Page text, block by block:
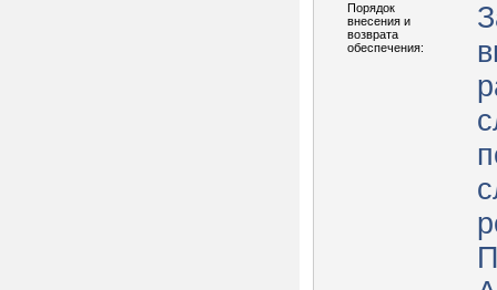
Порядок
внесения и
возврата
обеспечения: